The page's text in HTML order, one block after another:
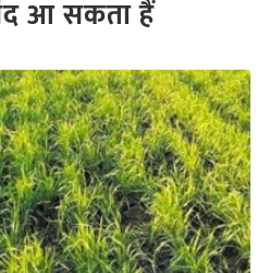
आ सकता हैं